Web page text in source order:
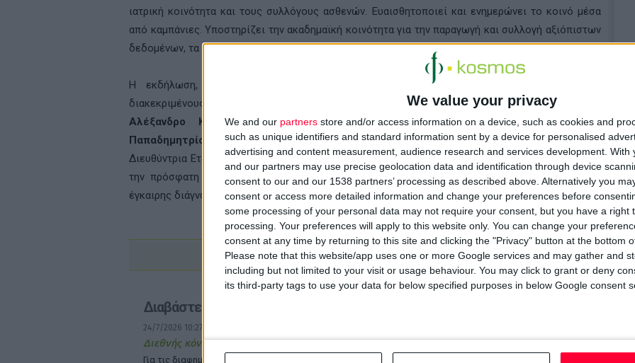
We value your privacy
We and our partners store and/or access information on a device, such as cookies and
such as unique identifiers and standard information sent by a device for personalised
advertising and content measurement, audience research and services development. With
and our partners may use precise geolocation data and identification through device
consent to our and our 1538 partners’ processing as described above. Alternatively you
consent or access more detailed information and change your preferences before
some processing of your personal data may not require your consent, but you have a right
processing. Your preferences will apply to this website only. You can change your
consent at any time by returning to this site and clicking the "Privacy" button at the bottom
Please note that this website/app uses one or more Google services and may gather and
including but not limited to your visit or usage behaviour. You may click to grant or deny
its third-party tags to use your data for below specified purposes in below Google consent
ιατρική κοινότητα και τους συλλόγους ασθενών. Ευαισθητοποιεί και ενημερώνει το κοινό μέσα
από καμπάνιες. Υποστηρίζει την ακαδημαϊκή κοινότητα για την παραγωγή και συλλογή αξιόπιστων
δεδομένων, τα οποία είναι απαραίτητα για τη δημιουργία τεκμηριωμένων πολιτικών.
Η εκδήλωση, την οποία συντόνισε η δημοσιογράφος Μαρία Νικόλτσιου
διακεκριμένους ομιλητές, όπως την
Ειρήνη Αγαπηδάκη, Αναπληρώτρια Υπουργό Υγείας, τον
Αλέξανδρο Κόκκινο, Καθηγητή Παθολογίας, Ιατρικής Σχολής ΕΚΠΑ, τον Ολύμπιο
Παπαδημητρίου
, Γενικό Διευθυντή της Novo Nordisk Hellas και τηνΜαίρη Καραγεώργου,
Διευθύντρια Εταιρικών Υποθέσεων της εταιρείας. Ο μουσικόςΔημήτρης Σταρόβαςμοιράστηκε
την πρόσφατη περιπέτεια της υγείας του, αναδεικνύοντας τη σημασία της πρόληψης και της
έγκαιρης διάγνωσης καθώς και την υιοθέτηση ενός υγιεινού τρόπου ζωής.
Διαβάστε επίσης
24/7/2026 10:27:57 πμ
Διεθνής κόντρα Novo Nordisk – Eli Lilly
Για τις διαφημίσεις των φαρμάκων GLP-1